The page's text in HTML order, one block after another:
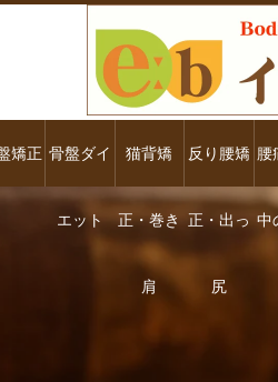
矯正 骨盤ダイ
エット
猫背矯
正・巻き
肩
反り腰矯
正・出っ
尻
腰
中